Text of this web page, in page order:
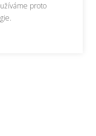
proto